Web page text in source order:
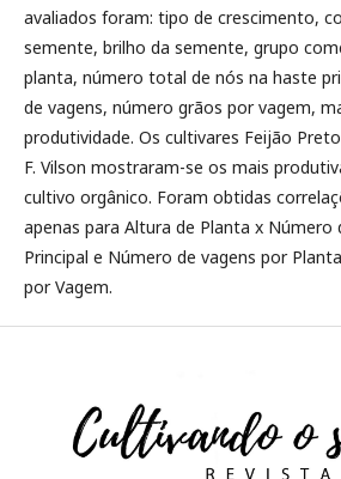
avaliados foram: tipo de crescimento,
semente, brilho da semente, grupo
planta, número total de nós na haste
de vagens, número grãos por vagem,
produtividade. Os cultivares Feijão
F. Vilson mostraram-se os mais
cultivo orgânico. Foram obtidas
apenas para Altura de Planta x Número
Principal e Número de vagens por
por Vagem.